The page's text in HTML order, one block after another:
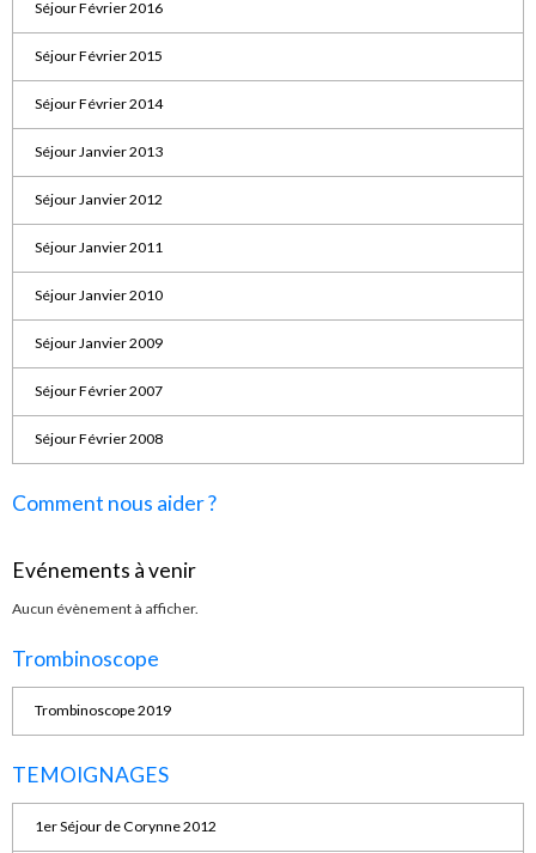
Séjour Février 2016
Séjour Février 2015
Séjour Février 2014
Séjour Janvier 2013
Séjour Janvier 2012
Séjour Janvier 2011
Séjour Janvier 2010
Séjour Janvier 2009
Séjour Février 2007
Séjour Février 2008
Comment nous aider ?
Evénements à venir
Aucun évènement à afficher.
Trombinoscope
Trombinoscope 2019
TEMOIGNAGES
1er Séjour de Corynne 2012